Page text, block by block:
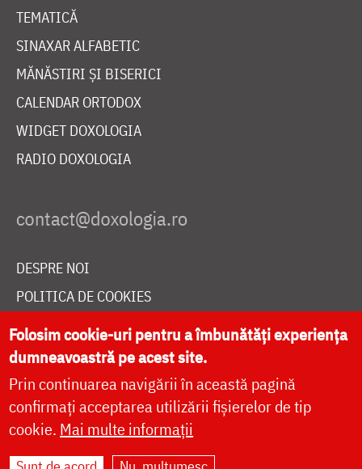
TEMATICĂ
SINAXAR ALFABETIC
MĂNĂSTIRI ȘI BISERICI
CALENDAR ORTODOX
WIDGET DOXOLOGIA
RADIO DOXOLOGIA
DESPRE NOI
POLITICA DE COOKIES
DONEAZĂ ONLINE PENTRU CATEDRALA NAȚIONALĂ
LIVE
Folosim cookie-uri pentru a îmbunătăți experiența
dumneavoastră pe acest site.
Prin continuarea navigării în această pagină
confirmați acceptarea utilizării fișierelor de tip
cookie. Mai multe informații